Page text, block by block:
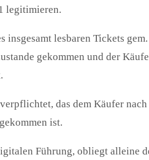
legitimieren.
lesbaren Tickets
gekommen und der
das dem Käufer
ist.
Führung, obliegt alleine